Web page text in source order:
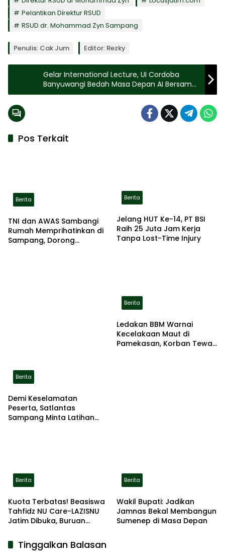
Pelantikan Direktur RSUD
RSUD dr. Mohammad Zyn Sampang
Penulis: Cak Jum Editor: Rezky
Gelar International Lecture, UI Cordoba
Banyuwangi Bedah Masa Depan AI Bersama
Profesor AS dan Malaysia
Pos Terkait
Berita
TNI dan AWAS Sambangi
Rumah Memprihatinkan di
Sampang, Dorong
Berita
Jelang HUT Ke-14, PT BSI
Raih 25 Juta Jam Kerja
Tanpa Lost-Time Injury
Berita
Demi Keselamatan
Peserta, Satlantas
Sampang Minta Latihan
Berita
Ledakan BBM Warnai
Kecelakaan Maut di
Pamekasan, Korban Tewas
Berita
Kuota Terbatas! Beasiswa
Tahfidz NU Care-LAZISNU
Jatim Dibuka, Buruan
Berita
Wakil Bupati: Jadikan
Jamnas Bekal Membangun
Sumenep di Masa Depan
Tinggalkan Balasan